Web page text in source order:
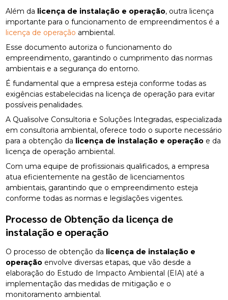
Além da licença de instalação e operação, outra licença
importante para o funcionamento de empreendimentos é a
licença de operação ambiental.
Esse documento autoriza o funcionamento do
empreendimento, garantindo o cumprimento das normas
ambientais e a segurança do entorno.
É fundamental que a empresa esteja conforme todas as
exigências estabelecidas na licença de operação para evitar
possíveis penalidades.
A Qualisolve Consultoria e Soluções Integradas, especializada
em consultoria ambiental, oferece todo o suporte necessário
para a obtenção da licença de instalação e operação e da
licença de operação ambiental.
Com uma equipe de profissionais qualificados, a empresa
atua eficientemente na gestão de licenciamentos
ambientais, garantindo que o empreendimento esteja
conforme todas as normas e legislações vigentes.
Processo de Obtenção da licença de
instalação e operação
O processo de obtenção da licença de instalação e
operação envolve diversas etapas, que vão desde a
elaboração do Estudo de Impacto Ambiental (EIA) até a
implementação das medidas de mitigação e o
monitoramento ambiental.